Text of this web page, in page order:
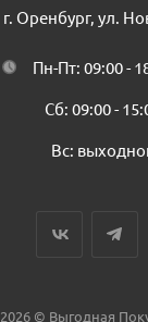
г. Оренбург, ул.
Пн-Пт: 09:00 -
Сб: 09:00 -
Вс:
2026 © Выгодная